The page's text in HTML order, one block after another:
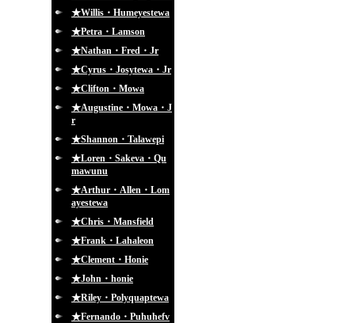
★Willis・Humeyestewa
★Petra・Lamson
★Nathan・Fred・Jr
★Cyrus・Josytewa・Jr
★Clifton・Mowa
★Augustine・Mowa・J
r
★Shannon・Talawepi
★Loren・Sakeva・Qu
mawunu
★Arthur・Allen・Lom
ayestewa
★Chris・Mansfield
★Frank・Lahaleon
★Clement・Honie
★John・honie
★Riley・Polyquaptewa
★Fernando・Puhuhefv